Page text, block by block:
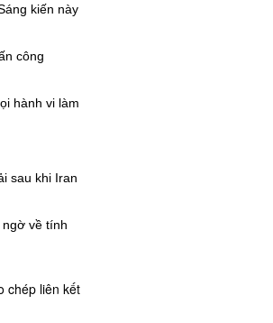
kiến ​​này
công
hành vi làm
sau khi Iran
về tính
chép liên kết